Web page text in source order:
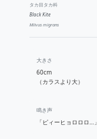
タカ目タカ科
Black Kite
Milvus migrans
大きさ
60cm
（カラスより大）
鳴き声
「ピィーヒョロロロ…」